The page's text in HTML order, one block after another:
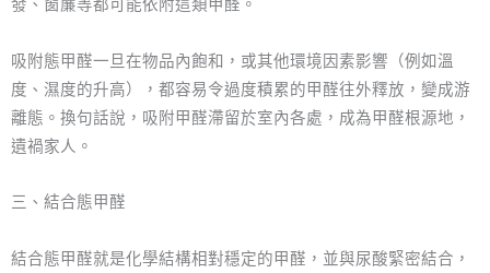
吸附態甲醛一旦在物品內飽和，或其他環境因素影響（例如溫
度、濕度的升高），都容易令過度積累的甲醛往外釋放，變成游
離態。換句話說，吸附甲醛滯留於室內各處，成為甲醛根源地，
遺禍家人。
三、結合態甲醛
結合態甲醛就是化學結構相對穩定的甲醛，並與尿酸緊密結合，